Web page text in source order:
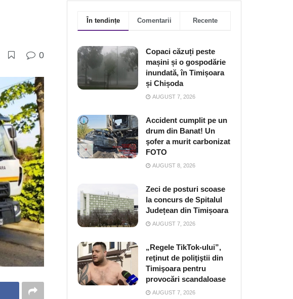
0
În tendințe Comentarii Recente
Copaci căzuți peste
mașini și o gospodărie
inundată, în Timișoara
și Chișoda
AUGUST 7, 2026
Accident cumplit pe un
drum din Banat! Un
şofer a murit carbonizat
FOTO
AUGUST 8, 2026
Zeci de posturi scoase
la concurs de Spitalul
Județean din Timișoara
AUGUST 7, 2026
„Regele TikTok-ului”,
reţinut de poliţiştii din
Timişoara pentru
provocări scandaloase
AUGUST 7, 2026